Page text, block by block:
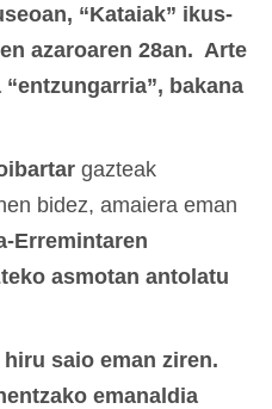
“Kataiak” ikus-
azaroaren 28an. Arte
bakana
gazteak
bidez, amaiera eman
Erremintaren
asmotan antolatu
saio eman ziren.
emanaldia